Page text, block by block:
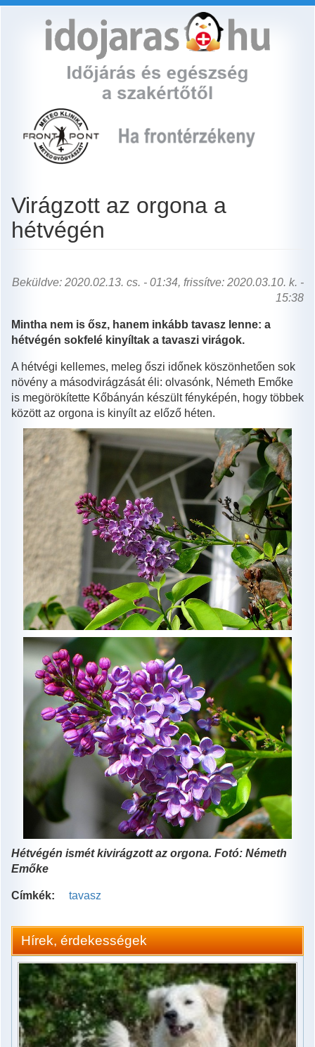
Virágzott az orgona a
hétvégén
Beküldve: 2020.02.13. cs. - 01:34, frissítve: 2020.03.10. k. -
15:38
Mintha nem is ősz, hanem inkább tavasz lenne: a
hétvégén sokfelé kinyíltak a tavaszi virágok.
A hétvégi kellemes, meleg őszi időnek köszönhetően sok
növény a másodvirágzását éli: olvasónk, Németh Emőke
is megörökítette Kőbányán készült fényképén, hogy többek
között az orgona is kinyílt az előző héten.
Hétvégén ismét kivirágzott az orgona. Fotó: Németh
Emőke
Címkék: tavasz
Hírek, érdekességek